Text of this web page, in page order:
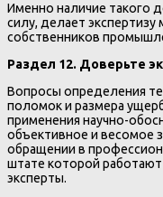
Именно наличие такого
силу, делает
собственников
Раздел 12. Доверьте
Вопросы определения
поломок и размера
применения научно-
объективное и весомое
обращении в
штате которой
эксперты.